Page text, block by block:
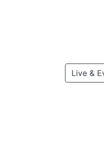
Live &